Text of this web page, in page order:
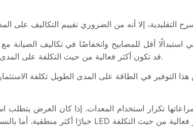
على الرغم من أن التكلفة الأولية قد تكون أعلى، إلا أن مصابيح LED قد تكون أكثر فعالية من حيث التكلفة على المدى الطويل.
تكرار استخدام المعدات. إذا كان العرض